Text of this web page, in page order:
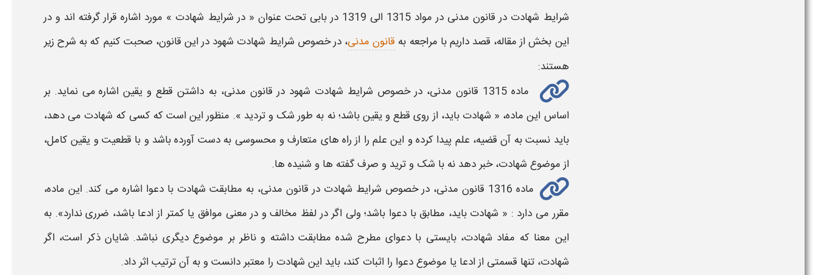
شرایط شهادت در قانون مدنی در مواد 1315 الی 1319 در بابی تحت عنوان « در شرایط شهادت » مورد اشاره قرار گرفته اند و در
این بخش از مقاله، قصد داریم با مراجعه به قانون مدنی، در خصوص شرایط شهادت شهود در این قانون، صحبت کنیم که به شرح زیر
هستند:
ماده 1315
قانون مدنی، در خصوص شرایط شهادت شهود در قانون مدنی، به داشتن قطع و یقین اشاره می نماید. بر
اساس این ماده، « شهادتباید، از روی قطع و یقین باشد؛ نه به طور شک و تردید ». منظور این است که کسی که شهادت می دهد،
باید نسبت به آن قضیه، علم پیدا کرده و این علم را از راه های متعارف و محسوسی به دست آورده باشد و با قطعیت و یقین کامل،
از موضوع شهادت، خبر دهد نه با شک و ترید و صرف گفته ها و شنیده ها.
ماده 1316
قانون مدنی، در خصوص شرایط شهادت در قانون مدنی،به مطابقت شهادت با دعوا اشاره می کند. این ماده،
مقرر می دارد : « شهادتباید، مطابق با دعوا باشد؛ ولی اگر در لفظ مخالف و در معنی موافق یا کمتر از ادعا باشد، ضرری ندارد». به
این معنا که مفاد شهادت، بایستی با دعوای مطرح شده مطابقت داشته و ناظر بر موضوع دیگری نباشد. شایان ذکر است، اگر
شهادت، تنها قسمتی از ادعا یا موضوع دعوا را اثبات کند، باید این شهادت را معتبر دانست و به آن ترتیب اثر داد.